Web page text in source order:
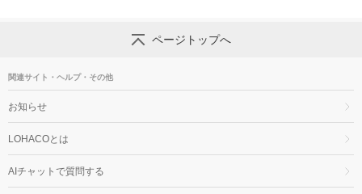
ページトップへ
関連サイト・ヘルプ・その他
お知らせ
LOHACOとは
AIチャットで質問する